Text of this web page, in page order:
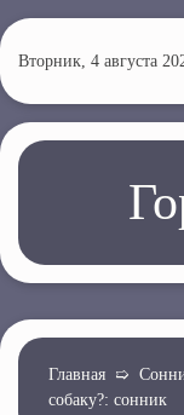
е
р
й
о
н
Вторник, 4 августа
Главная ➯
собаку?: сонник